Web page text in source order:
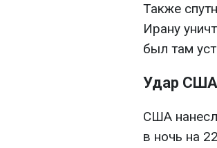
Также
Ирану
был там
Удар США
США
в ночь на